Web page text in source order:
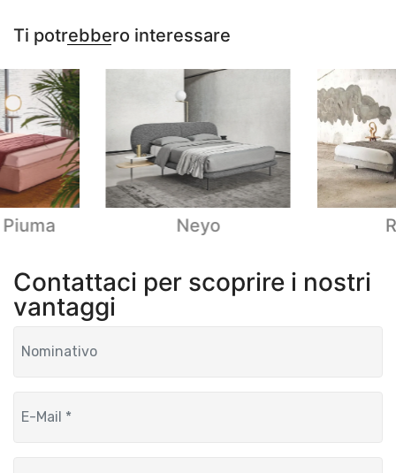
Ti potrebbero interessare
Neyo
Contattaci per scoprire i nostri
vantaggi